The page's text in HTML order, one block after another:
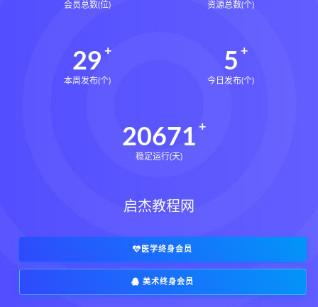
会员总数(位) 资源总数(个)
29
本周发布(个)
5
今日发布(个)
20671
稳定运行(天)
启杰教程网
医学终身会员
美术终身会员